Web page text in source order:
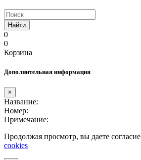
Найти
0
0
Корзина
Дополнительная информация
×
Название:
Номер:
Примечание:
Продолжая просмотр, вы даете
cookies